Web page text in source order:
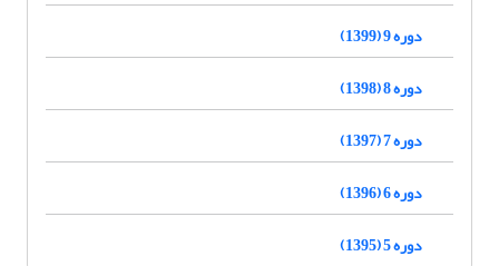
دوره 9 (1399)
دوره 8 (1398)
دوره 7 (1397)
دوره 6 (1396)
دوره 5 (1395)